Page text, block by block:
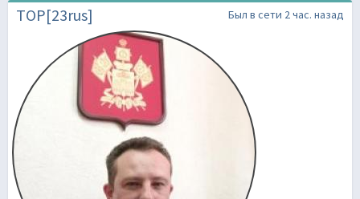
TOP[23rus] Был в сети 2 час. назад